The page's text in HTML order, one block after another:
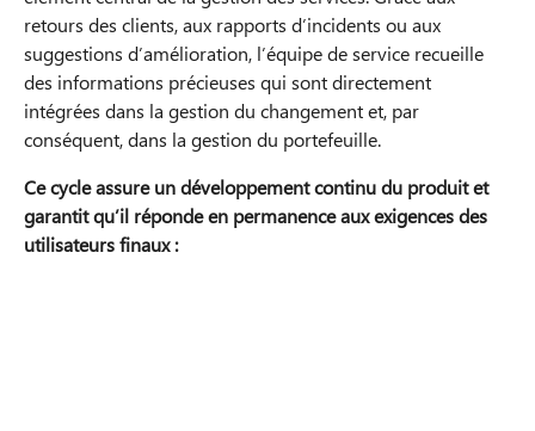
retours des clients, aux rapports d’incidents ou aux
suggestions d’amélioration, l’équipe de service recueille
des informations précieuses qui sont directement
intégrées dans la gestion du changement et, par
conséquent, dans la gestion du portefeuille.
Ce cycle assure un développement continu du produit et
garantit qu’il réponde en permanence aux exigences des
utilisateurs finaux :